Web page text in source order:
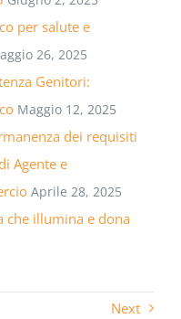
per salute e
26, 2025
Genitori:
Maggio 12, 2025
dei requisiti
Agente e
Aprile 28, 2025
che illumina e dona
Next